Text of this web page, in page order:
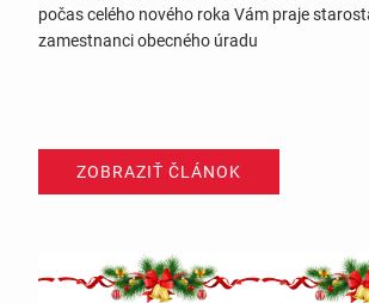
počas celého nového roka Vám praje
zamestnanci obecného úradu
ZOBRAZIŤ ČLÁNOK